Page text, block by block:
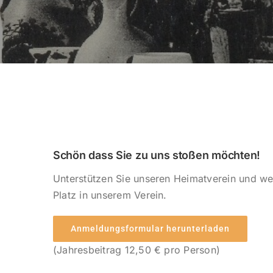
Schön dass Sie zu uns stoßen möchten!
Unterstützen Sie unseren Heimatverein und
Platz in unserem Verein.
Anmeldungsformular herunterladen
(Jahresbeitrag 12,50 € pro Person)